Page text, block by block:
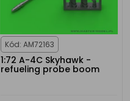
Kód: AM72163
1:72 A-4C Skyhawk -
refueling probe boom